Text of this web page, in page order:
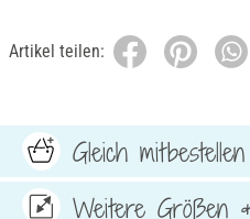
Artikel teilen:
Gleich mitbestellen
Weitere Größen